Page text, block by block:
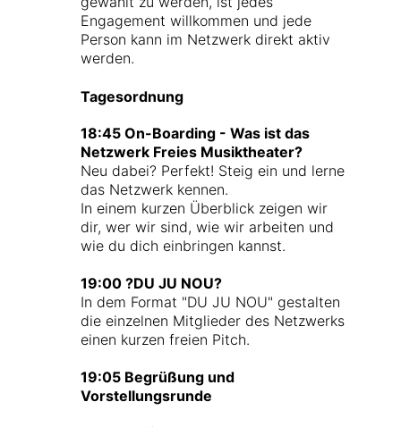
Engagement willkommen und jede
Person kann im Netzwerk direkt aktiv
werden.
Tagesordnung
18:45 On-Boarding - Was ist das
Netzwerk Freies Musiktheater?
Neu dabei? Perfekt! Steig ein und lerne
das Netzwerk kennen.
In einem kurzen Überblick zeigen wir
dir, wer wir sind, wie wir arbeiten und
wie du dich einbringen kannst.
19:00 ?DU JU NOU?
In dem Format "DU JU NOU" gestalten
die einzelnen Mitglieder des Netzwerks
einen kurzen freien Pitch.
19:05 Begrüßung und
Vorstellungsrunde